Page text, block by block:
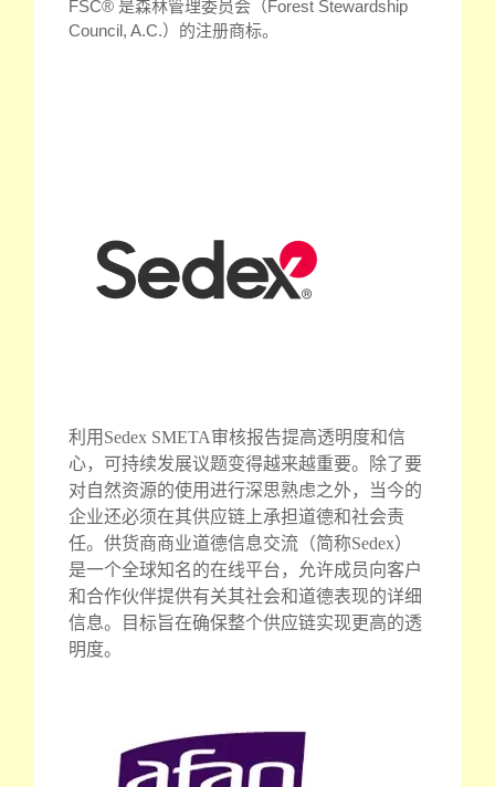
FSC® 是森林管理委员会（Forest Stewardship
Council, A.C.）的注册商标。
利用Sedex SMETA审核报告提高透明度和信
心，可持续发展议题变得越来越重要。除了要
对自然资源的使用进行深思熟虑之外，当今的
企业还必须在其供应链上承担道德和社会责
任。供货商商业道德信息交流（简称Sedex）
是一个全球知名的在线平台，允许成员向客户
和合作伙伴提供有关其社会和道德表现的详细
信息。目标旨在确保整个供应链实现更高的透
明度。